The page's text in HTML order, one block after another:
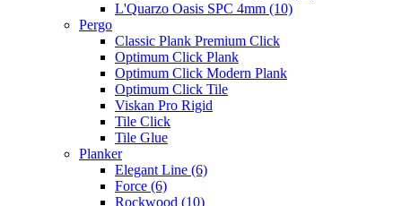
L'Quarzo Oasis SPC 4mm (10)
Pergo
Classic Plank Premium Click
Optimum Click Plank
Optimum Click Modern Plank
Optimum Click Tile
Viskan Pro Rigid
Tile Click
Tile Glue
Planker
Elegant Line (6)
Force (6)
Rockwood (10)